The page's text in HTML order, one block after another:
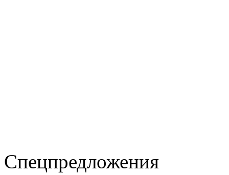
Спецпредложения